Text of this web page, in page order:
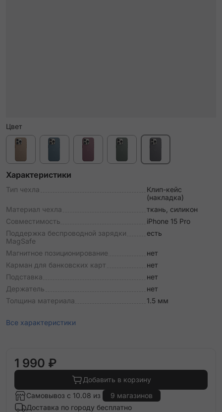
Цвет
Характеристики
Тип чехла
Клип-кейс
(накладка)
Материал чехла
ткань, силикон
Совместимость
iPhone 15 Pro
Поддержка беспроводной зарядки
MagSafe
есть
Магнитное позиционирование
нет
Карман для банковских карт
нет
Подставка
нет
Держатель
нет
Толщина материала
1.5 мм
Все характеристики
1 990 ₽
Добавить в корзину
Самовывоз с 10.08 из
9 магазинов
Доставка по городу бесплатно